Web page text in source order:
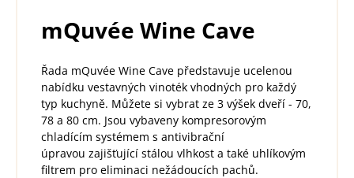
mQuvée Wine Cave
Řada mQuvée Wine Cave představuje ucelenou
nabídku vestavných vinoték vhodných pro každý
typ kuchyně. Můžete si vybrat ze 3 výšek dveří - 70,
78 a 80 cm. Jsou vybaveny kompresorovým
chladícím systémem s antivibrační
úpravou zajišťující stálou vlhkost a také uhlíkovým
filtrem pro eliminaci nežádoucích pachů.